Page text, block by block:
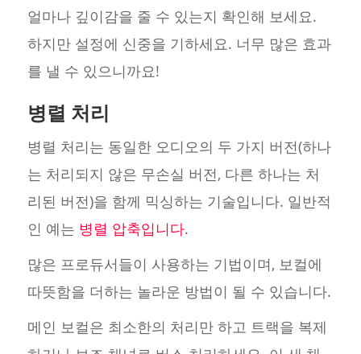
얼마나 깊이감을 줄 수 있는지 확인해 보세요.
하지만 설정에 신중을 기하세요. 너무 많은 효과
를 낼 수 있으니까요!
병렬 처리
병렬 처리는 동일한 오디오의 두 가지 버전(하나
는 처리되지 않은 무손실 버전, 다른 하나는 처
리된 버전)을 함께 믹싱하는 기술입니다. 일반적
인 예는 병렬 압축입니다.
많은 프로듀서들이 사용하는 기법이며, 보컬에
따뜻함을 더하는 놀라운 방법이 될 수 있습니다.
메인 보컬은 최소한의 처리만 하고 트랙을 복제